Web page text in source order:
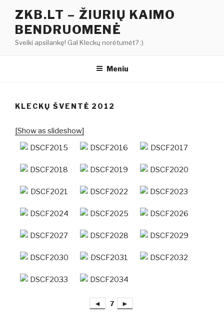
turinio
ZKB.LT – ŽIURIŲ KAIMO
BENDRUOMENĖ
Sveiki apsilankę! Gal Kleckų norėtumėt? :)
Meniu
KLECKŲ ŠVENTĖ 2012
[Show as slideshow]
◄ 7 ►